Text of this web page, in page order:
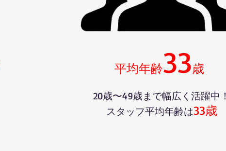
平均年齢33歳
20歳〜49歳まで幅広く活躍中！
​スタッフ平均年齢は33歳